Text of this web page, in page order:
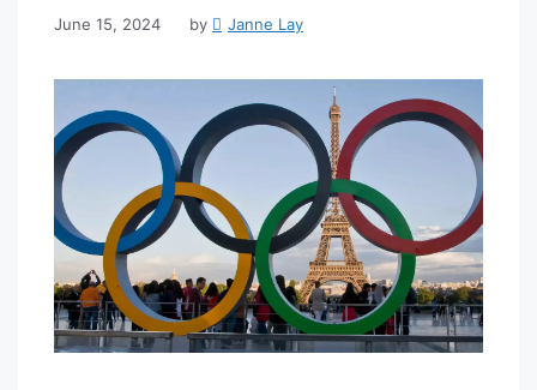
June 15, 2024 by Janne Lay